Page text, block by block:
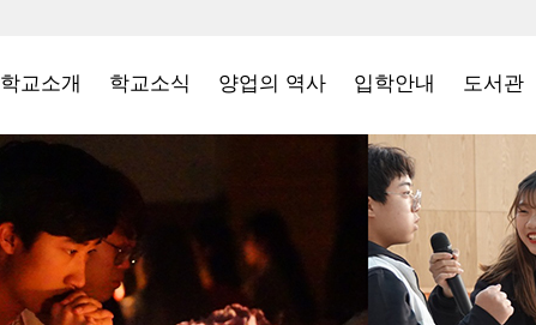
학교소개 학교소식 양업의 역사 입학안내 도서관